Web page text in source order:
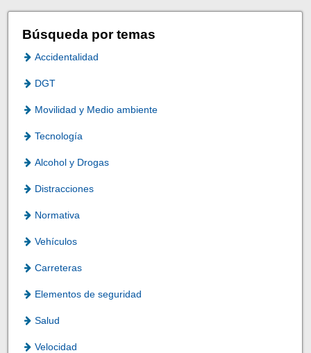
Búsqueda por temas
Accidentalidad
DGT
Movilidad y Medio ambiente
Tecnología
Alcohol y Drogas
Distracciones
Normativa
Vehículos
Carreteras
Elementos de seguridad
Salud
Velocidad